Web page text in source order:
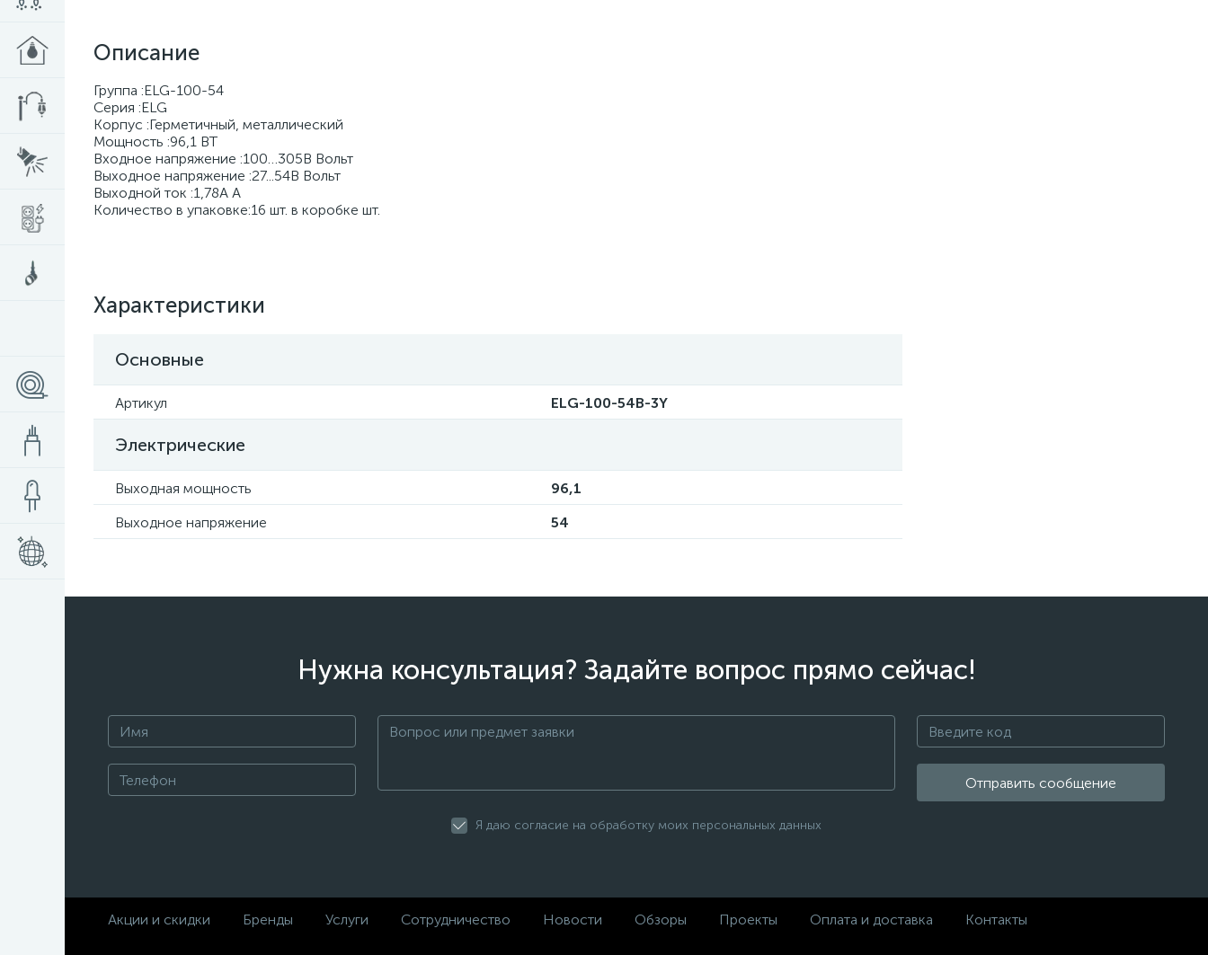
Описание
Группа :ELG-100-54
Серия :ELG
Корпус :Герметичный, металлический
Мощность :96,1 BT
Входное напряжение :100…305В Вольт
Выходное напряжение :27...54В Вольт
Выходной ток :1,78А А
Количество в упаковке:16 шт. в коробке шт.
Характеристики
Основные
Артикул ELG-100-54B-3Y
Электрические
Выходная мощность
96,1
Выходное напряжение
54
Нужна консультация? Задайте вопрос прямо сейчас!
Отправить сообщение
Я даю согласие на обработку моих персональных данных
Акции и скидки Бренды Услуги Сотрудничество Новости Обзоры Проекты Оплата и доставка Контакты